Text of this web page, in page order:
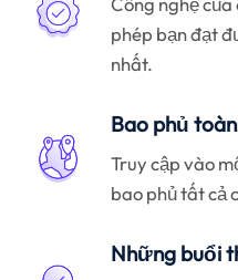
phép bạn đạt
nhất.
Bao phủ
Truy cập vào
bao phủ tất cả
Những buổi